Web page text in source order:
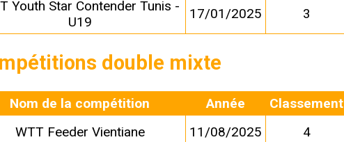
Youth Star Contender Tunis -
U19
17/01/2025 3
double mixte
Nom de la compétition Année
Classement
WTT Feeder Vientiane
11/08/2025
4